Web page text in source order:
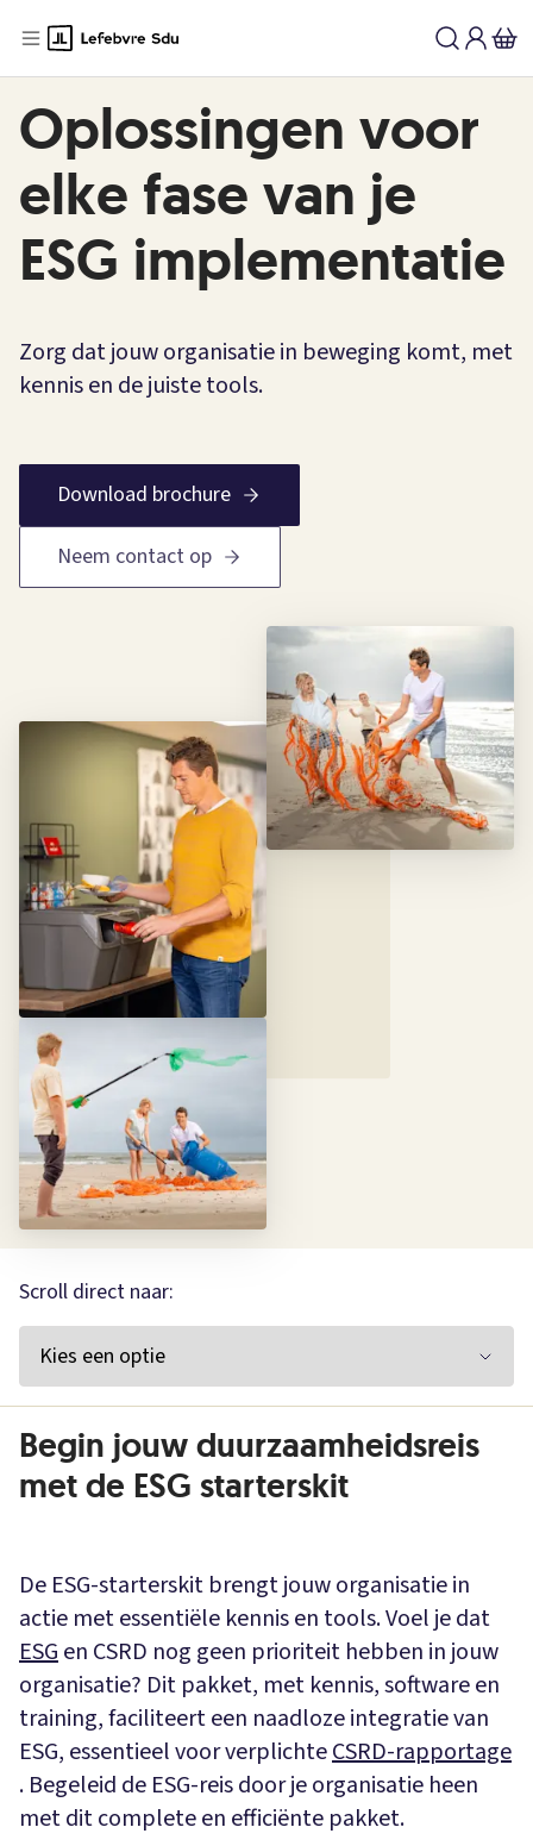
Oplossingen voor
elke fase van je
ESG implementatie
Zorg dat jouw organisatie in beweging komt, met
kennis en de juiste tools.
Download brochure
Neem contact op
Scroll direct naar:
Begin jouw duurzaamheidsreis
met de ESG starterskit
De ESG-starterskit brengt jouw organisatie in
actie met essentiële kennis en tools. Voel je dat
ESGen CSRD nog geen prioriteit hebben in jouw
organisatie? Dit pakket, met kennis, software en
training, faciliteert een naadloze integratie van
ESG, essentieel voor verplichteCSRD-rapportage
. Begeleid de ESG-reis door je organisatie heen
met dit complete en efficiënte pakket.